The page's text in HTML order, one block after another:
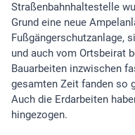
Straßenbahnhaltestelle
Grund eine neue
Fußgängerschutzanlage,
und auch vom Ortsbeirat
Bauarbeiten inzwischen
gesamten Zeit fanden so
Auch die Erdarbeiten
hingezogen.